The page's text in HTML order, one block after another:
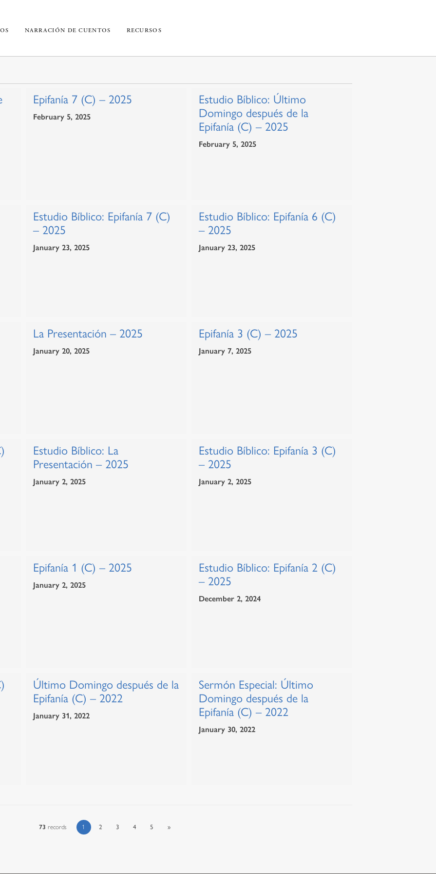
NARRACIÓN DE CUENTOS RECURSOS
Epifanía 7 (C) – 2025
February 5, 2025
Estudio Bíblico: Último
Domingo después de la
Epifanía (C) – 2025
February 5, 2025
Estudio Bíblico: Epifanía 7 (C)
– 2025
January 23, 2025
Estudio Bíblico: Epifanía 6 (C)
– 2025
January 23, 2025
La Presentación – 2025
January 20, 2025
Epifanía 3 (C) – 2025
January 7, 2025
Estudio Bíblico: La
Presentación – 2025
January 2, 2025
Estudio Bíblico: Epifanía 3 (C)
– 2025
January 2, 2025
Epifanía 1 (C) – 2025
January 2, 2025
Estudio Bíblico: Epifanía 2 (C)
– 2025
December 2, 2024
Último Domingo después de la
Epifanía (C) – 2022
January 31, 2022
Sermón Especial: Último
Domingo después de la
Epifanía (C) – 2022
January 30, 2022
73 records 1 2 3 4 5 »